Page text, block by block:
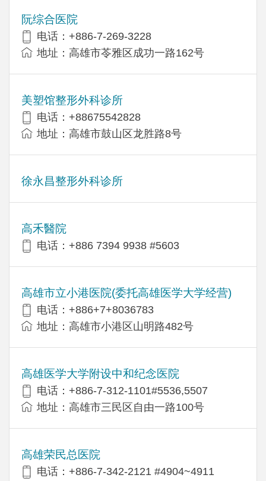
阮综合医院
电话：+886-7-269-3228
地址：高雄市苓雅区成功一路162号
美塑馆整形外科诊所
电话：+88675542828
地址：高雄市鼓山区龙胜路8号
徐永昌整形外科诊所
高禾醫院
电话：+886 7394 9938 #5603
高雄市立小港医院(委托高雄医学大学经营)
电话：+886+7+8036783
地址：高雄市小港区山明路482号
高雄医学大学附设中和纪念医院
电话：+886-7-312-1101#5536,5507
地址：高雄市三民区自由一路100号
高雄荣民总医院
电话：+886-7-342-2121 #4904~4911